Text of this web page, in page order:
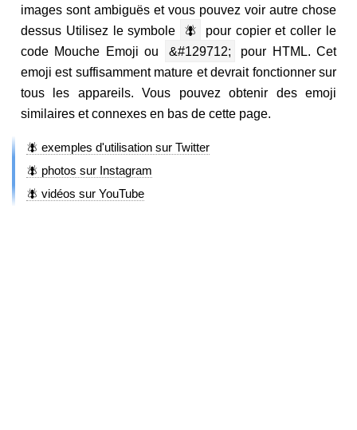
images sont ambiguës et vous pouvez voir autre chose
dessus Utilisez le symbole
🪰
pour copier et coller le
code Mouche Emoji ou
&#129712;
pour HTML. Cet
emoji est suffisamment mature et devrait fonctionner sur
tous les appareils. Vous pouvez obtenir des emoji
similaires et connexes en bas de cette page.
🪰 exemples d'utilisation sur Twitter
🪰 photos sur Instagram
🪰 vidéos sur YouTube